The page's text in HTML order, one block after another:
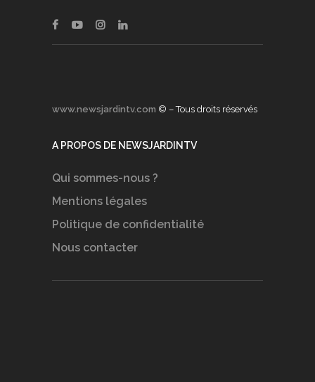
www.newsjardintv.com © – Tous droits réservés
A PROPOS DE NEWSJARDINTV
Qui sommes-nous ?
Mentions légales
Politique de confidentialité
Nous contacter